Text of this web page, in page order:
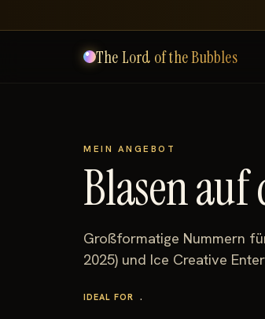
The Lord of the Bubbles
MEIN ANGEBOT
Blasen auf
Großformatige Nummern
2025) und Ice Creative
IDEAL FOR .